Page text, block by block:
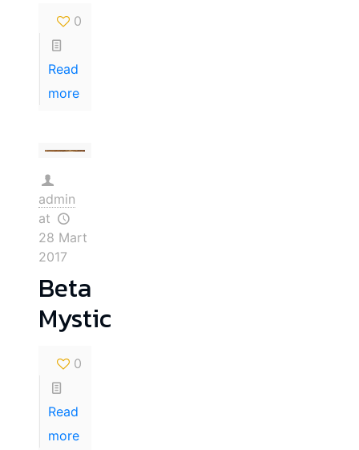
0
Read
more
admin
at
28 Mart
2017
Beta
Mystic
0
Read
more